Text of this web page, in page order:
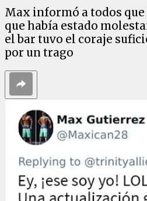
Max informó a todos que
que había estado
el bar tuvo el coraje
por un trago